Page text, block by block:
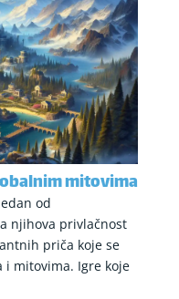
mitovima
od
njihova privlačnost
priča koje se
mitovima. Igre koje